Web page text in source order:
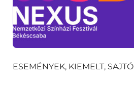
ESEMÉNYEK, KIEMELT, SAJTÓ